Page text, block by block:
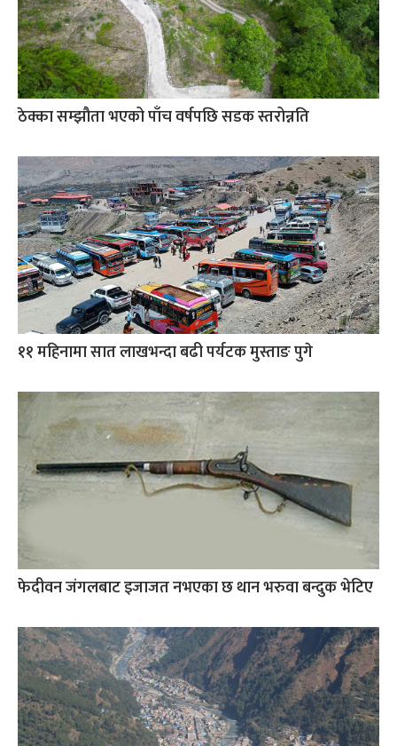
ठेक्का सम्झौता भएको पाँच वर्षपछि सडक स्तरोन्नति
११ महिनामा सात लाखभन्दा बढी पर्यटक मुस्ताङ पुगे
फेदीवन जंगलबाट इजाजत नभएका छ थान भरुवा बन्दुक भेटिए